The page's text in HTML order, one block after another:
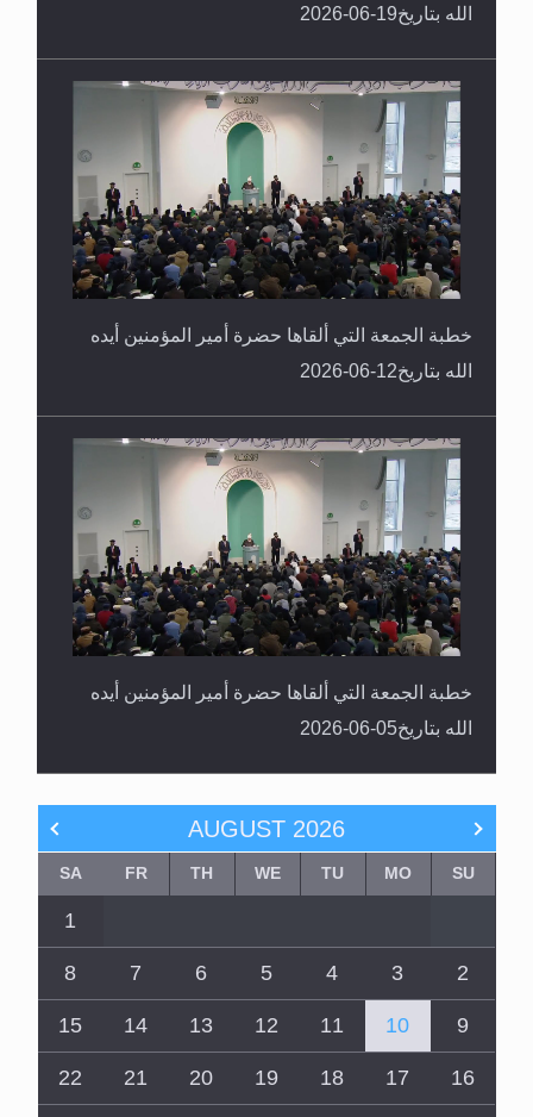
الله بتاريخ19-06-2026
خطبة الجمعة التي ألقاها حضرة أمير المؤمنين أيده
الله بتاريخ12-06-2026
خطبة الجمعة التي ألقاها حضرة أمير المؤمنين أيده
الله بتاريخ05-06-2026
AUGUST 2026
SU
MO
TU
WE
TH
FR
SA
1
2
3
4
5
6
7
8
9
10
11
12
13
14
15
16
17
18
19
20
21
22